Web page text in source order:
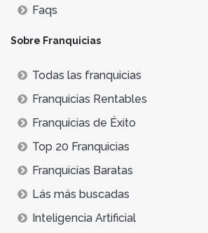
Faqs
Sobre Franquicias
Todas las franquicias
Franquicias Rentables
Franquicias de Éxito
Top 20 Franquicias
Franquicias Baratas
Lás más buscadas
Inteligencia Artificial